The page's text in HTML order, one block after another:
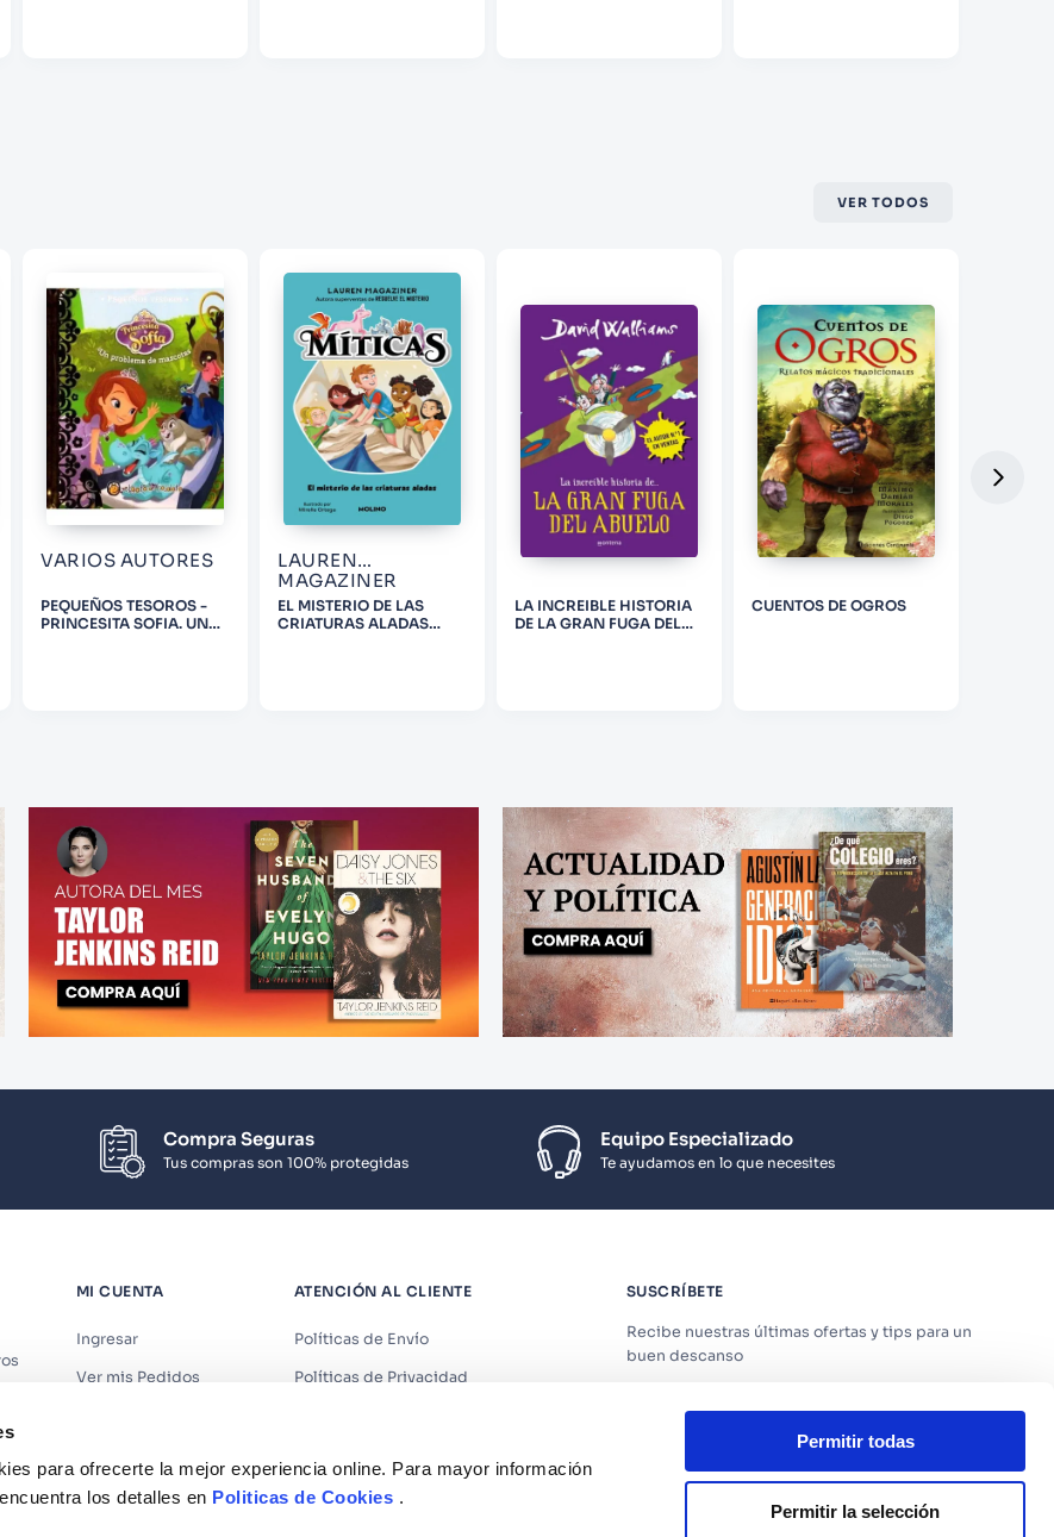
para ofrecerte la mejor experiencia online. Para mayor información
los detalles en Politicas de Cookies .
Permitir todas
Permitir la selección
VER TODOS
VARIOS AUTORES
PEQUEÑOS TESOROS -
PRINCESITA SOFIA. UN
LAUREN
MAGAZINER
EL MISTERIO DE LAS
CRIATURAS ALADAS
LA INCREIBLE HISTORIA
DE LA GRAN FUGA DEL
CUENTOS DE OGROS
Compra Seguras
Tus compras son 100% protegidas
Equipo Especializado
Te ayudamos en lo que necesites
MI CUENTA
Ingresar
Ver mis Pedidos
Recuperar Contraseña
ATENCIÓN AL CLIENTE
Políticas de Envío
Políticas de Privacidad
Términos y Condiciones
SUSCRÍBETE
Recibe nuestras últimas ofertas y tips para un
buen descanso
Acepto losTérminos y CondicionesyPolítica